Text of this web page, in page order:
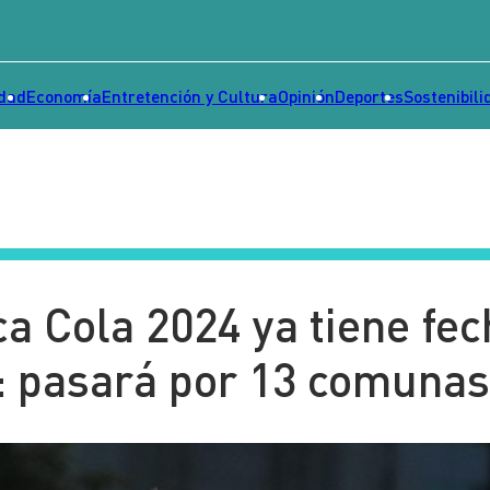
EconomíaEntretención y CulturaOpiniónDeportes
Cola 2024 ya tiene
por 13 comunas